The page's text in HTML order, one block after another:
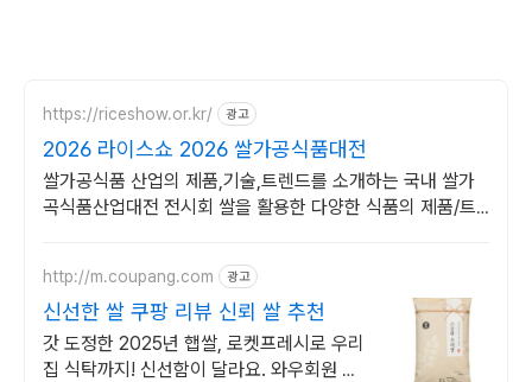
https://riceshow.or.kr/ 광고
2026 라이스쇼 2026 쌀가공식품대전
쌀가공식품 산업의 제품,기술,트렌드를 소개하는 국내 쌀가
곡식품산업대전 전시회 쌀을 활용한 다양한 식품의 제품/트
http://m.coupang.com 광고
신선한 쌀 쿠팡 리뷰 신뢰 쌀 추천
갓 도정한 2025년 햅쌀, 로켓프레시로 우리
집 식탁까지! 신선함이 달라요. 와우회원 무